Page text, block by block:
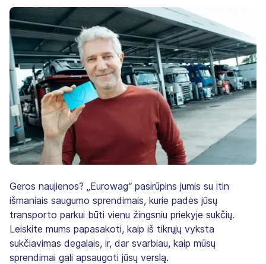
Geros naujienos? „Eurowag“ pasirūpins jumis su itin
išmaniais saugumo sprendimais, kurie padės jūsų
transporto parkui būti vienu žingsniu priekyje sukčių.
Leiskite mums papasakoti, kaip iš tikrųjų vyksta
sukčiavimas degalais, ir, dar svarbiau, kaip mūsų
sprendimai gali apsaugoti jūsų verslą.